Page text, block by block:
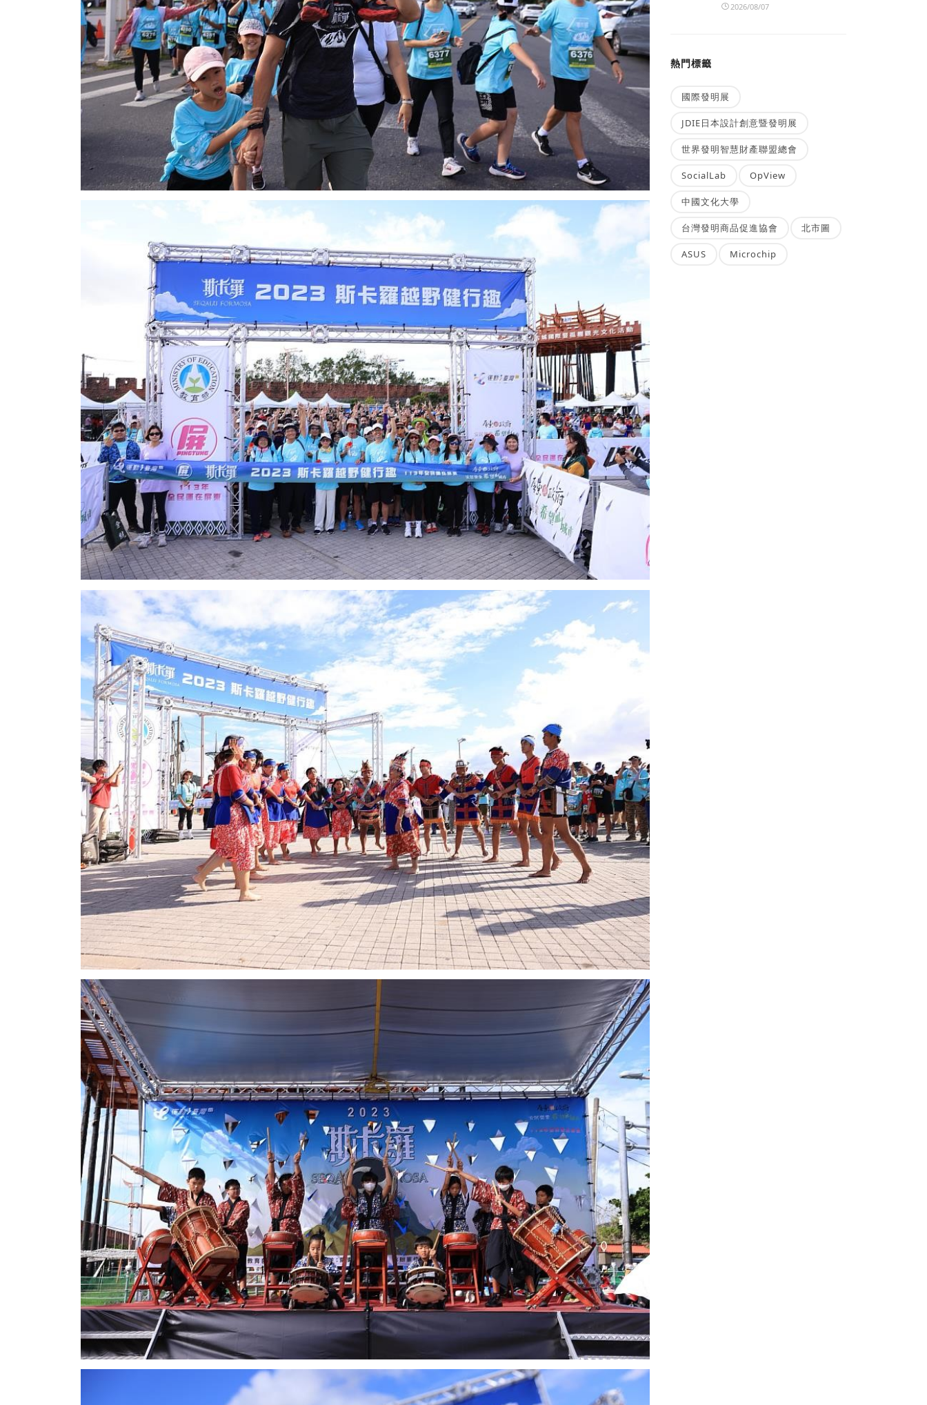
2026/08/07
熱門標籤
國際發明展
JDIE日本設計創意暨發明展
世界發明智慧財產聯盟總會
SocialLab OpView
中國文化大學
台灣發明商品促進協會 北市圖
ASUS Microchip